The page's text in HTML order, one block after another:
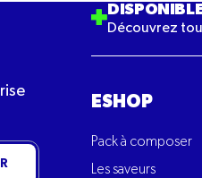
Découvrez
ESHOP
Pack à composer
Les saveurs